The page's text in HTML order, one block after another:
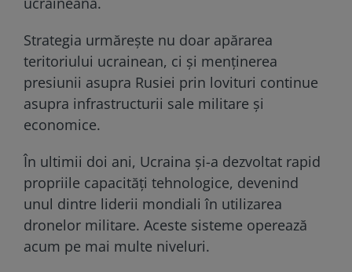
Strategia urmărește nu doar apărarea
teritoriului ucrainean, ci și menținerea
presiunii asupra Rusiei prin lovituri continue
asupra infrastructurii sale militare și
economice.
În ultimii doi ani, Ucraina și-a dezvoltat rapid
propriile capacități tehnologice, devenind
unul dintre liderii mondiali în utilizarea
dronelor militare. Aceste sisteme operează
acum pe mai multe niveluri.